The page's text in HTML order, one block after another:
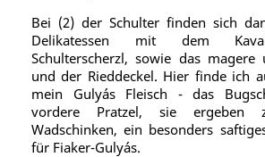
Bei (2) der Schulter finden sich
Delikatessen mit dem
Schulterscherzl, sowie das
und der Rieddeckel. Hier finde ich
mein Gulyás Fleisch - das
vordere Pratzel, sie ergeben
Wadschinken, ein besonders
für Fiaker-Gulyás.